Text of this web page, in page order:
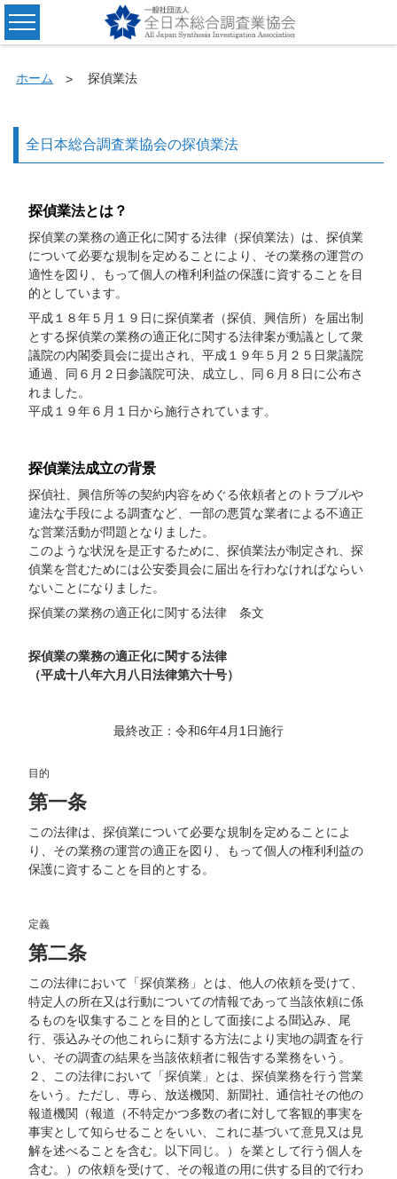
ホーム 探偵業法
全日本総合調査業協会の探偵業法
探偵業法とは？
探偵業の業務の適正化に関する法律（探偵業法）は、探偵業
について必要な規制を定めることにより、その業務の運営の
適性を図り、もって個人の権利利益の保護に資することを目
的としています。
平成１８年５月１９日に探偵業者（探偵、興信所）を届出制
とする探偵業の業務の適正化に関する法律案が動議として衆
議院の内閣委員会に提出され、平成１９年５月２５日衆議院
通過、同６月２日参議院可決、成立し、同６月８日に公布さ
れました。
平成１９年６月１日から施行されています。
探偵業法成立の背景
探偵社、興信所等の契約内容をめぐる依頼者とのトラブルや
違法な手段による調査など、一部の悪質な業者による不適正
な営業活動が問題となりました。
このような状況を是正するために、探偵業法が制定され、探
偵業を営むためには公安委員会に届出を行わなければならい
ないことになりました。
探偵業の業務の適正化に関する法律 条文
探偵業の業務の適正化に関する法律
（平成十八年六月八日法律第六十号）
最終改正：令和6年4月1日施行
目的
第一条
この法律は、探偵業について必要な規制を定めることによ
り、その業務の運営の適正を図り、もって個人の権利利益の
保護に資することを目的とする。
定義
第二条
この法律において「探偵業務」とは、他人の依頼を受けて、
特定人の所在又は行動についての情報であって当該依頼に係
るものを収集することを目的として面接による聞込み、尾
行、張込みその他これらに類する方法により実地の調査を行
い、その調査の結果を当該依頼者に報告する業務をいう。
２、この法律において「探偵業」とは、探偵業務を行う営業
をいう。ただし、専ら、放送機関、新聞社、通信社その他の
報道機関（報道（不特定かつ多数の者に対して客観的事実を
事実として知らせることをいい、これに基づいて意見又は見
解を述べることを含む。以下同じ。）を業として行う個人を
含む。）の依頼を受けて、その報道の用に供する目的で行わ